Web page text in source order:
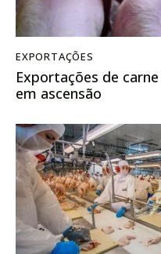
EXPORTAÇÕES
Exportações de
em ascensão